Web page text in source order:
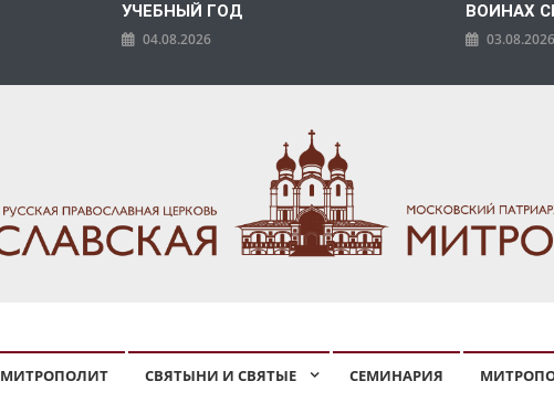
УЧЕБНЫЙ ГОД
04.08.2026
ВОИНАХ
МИТРОПОЛИТ СВЯТЫНИ И СВЯТЫЕ СЕМИНАРИЯ